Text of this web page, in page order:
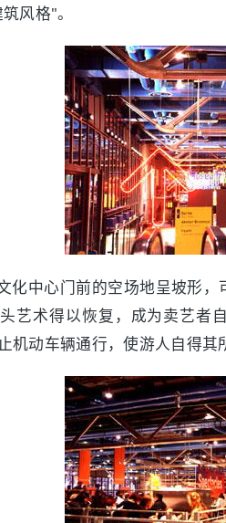
风格"。
化中心门前的空场地呈坡形
艺术得以恢复，成为卖艺者
机动车辆通行，使游人自得其